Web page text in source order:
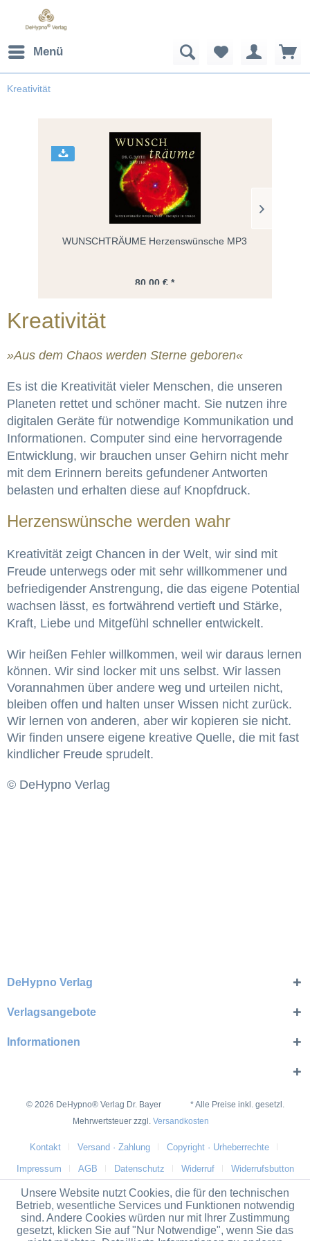
Menü
Kreativität
Kreativität
»Aus dem Chaos werden Sterne geboren«
Es ist die Kreativität vieler Menschen, die unseren
Planeten rettet und schöner macht. Sie nutzen ihre
digitalen Geräte für notwendige Kommunikation und
Informationen. Computer sind eine hervorragende
Entwicklung, wir brauchen unser Gehirn nicht mehr
mit dem Erinnern bereits gefundener Antworten
belasten und erhalten diese auf Knopfdruck.
Herzenswünsche werden wahr
Kreativität zeigt Chancen in der Welt, wir sind mit
Freude unterwegs oder mit sehr willkommener und
befriedigender Anstrengung, die das eigene Potential
wachsen lässt, es fortwährend vertieft und Stärke,
Kraft, Liebe und Mitgefühl schneller entwickelt.
Wir heißen Fehler willkommen, weil wir daraus lernen
können. Wir sind locker mit uns selbst. Wir lassen
Vorannahmen über andere weg und urteilen nicht,
bleiben offen und halten unser Wissen nicht zurück.
Wir lernen von anderen, aber wir kopieren sie nicht.
Wir finden unsere eigene kreative Quelle, die mit fast
kindlicher Freude sprudelt.
© DeHypno Verlag
WUNSCHTRÄUME Herzenswünsche MP3
80,00 € *
DeHypno Verlag
Verlagsangebote
Informationen
© 2026 DeHypno® Verlag Dr. Bayer * Alle Preise inkl. gesetzl.
Mehrwertsteuer zzgl. Versandkosten
Kontakt Versand · Zahlung Copyright · Urheberrechte
Impressum AGB Datenschutz Widerruf Widerrufsbutton
Unsere Website nutzt Cookies, die für den technischen
Betrieb, wesentliche Services und Funktionen notwendig
sind. Andere Cookies würden nur mit Ihrer Zustimmung
gesetzt, klicken Sie auf "Nur Notwendige", wenn Sie das